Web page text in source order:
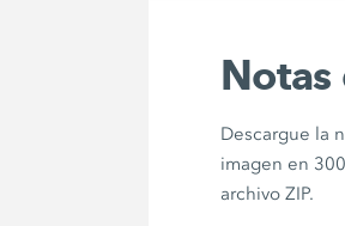
Notas
Descargue la
imagen en
archivo ZIP.